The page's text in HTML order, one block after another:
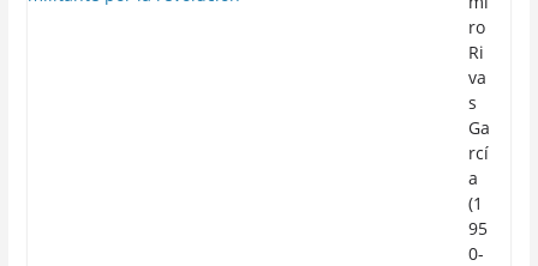
ro
Ri
va
s
Ga
rcí
a
(1
95
0-